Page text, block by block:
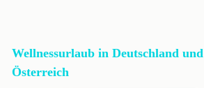
Wellnessurlaub in Deutschland und
Österreich